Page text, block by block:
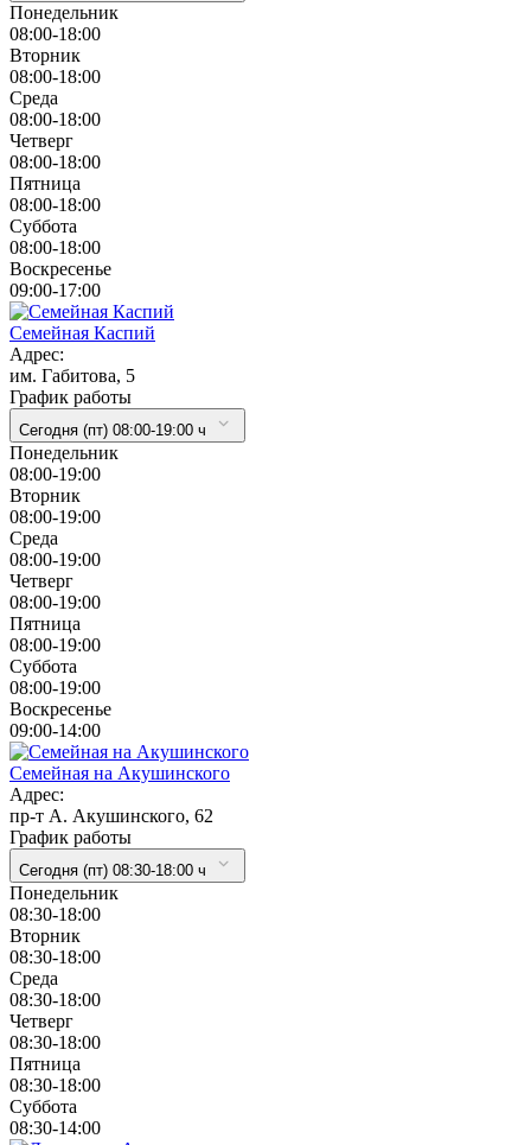
Понедельник
08:00-18:00
Вторник
08:00-18:00
Cреда
08:00-18:00
Четверг
08:00-18:00
Пятница
08:00-18:00
Суббота
08:00-18:00
Воскресенье
09:00-17:00
Семейная Каспий
Адрес:
им. Габитова, 5
График работы
Сегодня (пт) 08:00-19:00 ч
Понедельник
08:00-19:00
Вторник
08:00-19:00
Cреда
08:00-19:00
Четверг
08:00-19:00
Пятница
08:00-19:00
Суббота
08:00-19:00
Воскресенье
09:00-14:00
Семейная на Акушинского
Адрес:
пр-т А. Акушинского, 62
График работы
Сегодня (пт) 08:30-18:00 ч
Понедельник
08:30-18:00
Вторник
08:30-18:00
Cреда
08:30-18:00
Четверг
08:30-18:00
Пятница
08:30-18:00
Суббота
08:30-14:00